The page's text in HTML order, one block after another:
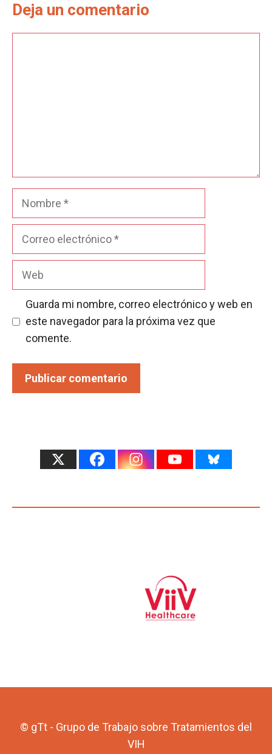
Deja un comentario
Nombre
Guarda mi nombre, correo electrónico y web en
este navegador para la próxima vez que
comente.
© gTt - Grupo de Trabajo sobre Tratamientos del
VIH